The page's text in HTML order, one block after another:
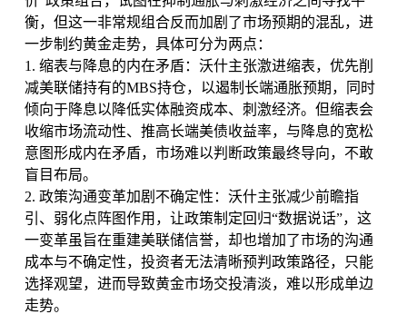
衡，但这一非常规组合反而加剧了市场预期的混乱，进
一步制约黄金走势，具体可分为两点：
1. 缩表与降息的内在矛盾：沃什主张激进缩表，优先削
减美联储持有的MBS持仓，以遏制长端通胀预期，同时
倾向于降息以降低实体融资成本、刺激经济。但缩表会
收缩市场流动性、推高长端美债收益率，与降息的宽松
意图形成内在矛盾，市场难以判断政策最终导向，不敢
盲目布局。
2. 政策沟通变革加剧不确定性：沃什主张减少前瞻指
引、弱化点阵图作用，让政策制定回归“数据说话”，这
一变革虽旨在重建美联储信誉，却也增加了市场的沟通
成本与不确定性，投资者无法清晰预判政策路径，只能
选择观望，进而导致黄金市场交投清淡，难以形成单边
走势。